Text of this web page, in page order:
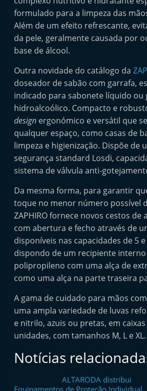
P
r
g
l
formulado para a limpeza das
Além de um efeito refrescante,
da pele, geralmente causada por
base de álcool.
Outra novidade do catálogo da
doseador de sabão com garrafa,
indicado para sabonete líquido ou
hidroalcoólico. Compacto e
design ergonómico e versátil que
qualquer espaço, como casas de
limpeza e higienização. Dispõe de
segurança standard Losdi,
sistema de válvula anti-
Da mesma forma, para garantir
toque no menor número possível
ZAPHIRO fornece novos cestos de
com abertura e fecho através de
disponíveis nas capacidades de 5
dispondo de um recipiente
polipropileno com uma alça de
como uma alça na parte traseira
A gama de cuidado para mãos
uma ampla variedade de luvas
e nitrilo, azuis ou pretas, em
unidades, com tamanhos M, L e XL.
Notícias
ALTARODA distribui
Equipamentos de Proteção Individual